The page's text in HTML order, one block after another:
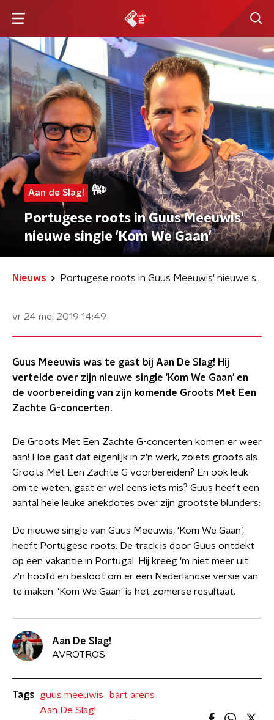
Aan de Slag!
Portugese roots in Guus Meeuwis'
nieuwe single 'Kom We Gaan'
Nieuws Portugese roots in Guus Meeuwis' nieuwe single 'Kom We Gaan'
vr 24 mei 2019 14:49
Guus Meeuwis was te gast bij Aan De Slag! Hij
vertelde over zijn nieuwe single 'Kom We Gaan' en
de voorbereiding van zijn komende Groots Met Een
Zachte G-concerten.
De Groots Met Een Zachte G-concerten komen er weer
aan! Hoe gaat dat eigenlijk in z'n werk, zoiets groots als
Groots Met Een Zachte G voorbereiden? En ook leuk
om te weten, gaat er wel eens iets mis? Guus heeft een
aantal hele leuke anekdotes over zijn grootste blunders:
De nieuwe single van Guus Meeuwis, ‘Kom We Gaan’,
heeft Portugese roots. De track is door Guus ontdekt
op een vakantie in Portugal. Hij kreeg 'm niet meer uit
z'n hoofd en besloot om er een Nederlandse versie van
te maken. 'Kom We Gaan' is het zomerse resultaat.
Aan De Slag!
AVROTROS
Tags guus meeuwis
bart arens
Aan De Slag!